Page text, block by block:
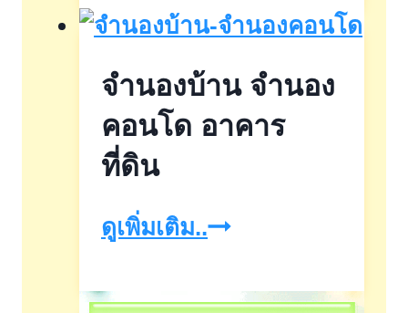
บ้าน
ทา
วน์
ทาวน์
บ้าน
จำนองบ้าน จำนอง
คอนโด อาคาร
ที่ดิน
ดูเพิ่มเติม..จำนอง
จำนอง